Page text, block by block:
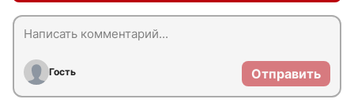
Гость Отправить